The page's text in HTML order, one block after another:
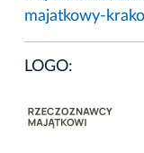
majatkowy-
LOGO: